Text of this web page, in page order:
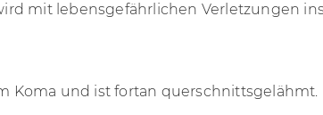
mit lebensgefährlichen Verletzungen
Koma und ist fortan